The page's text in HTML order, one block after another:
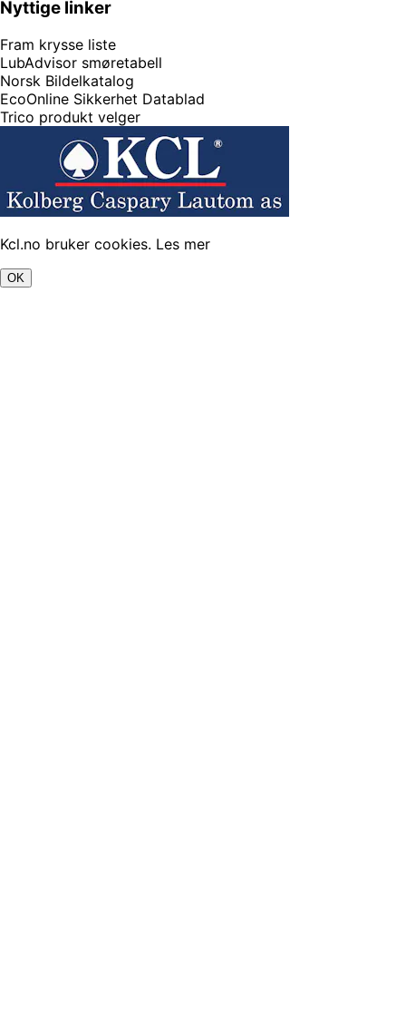
Nyttige linker
Fram krysse liste
LubAdvisor smøretabell
Norsk Bildelkatalog
EcoOnline Sikkerhet Datablad
Trico produkt velger
Kcl.no bruker cookies. Les mer
OK